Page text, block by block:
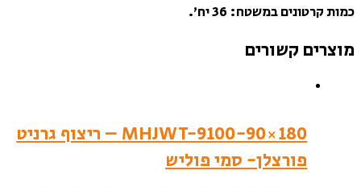
כמות קרטונים במשטח: 36 יח’.
מוצרים קשורים
MHJWT-9100-90×180 – ריצוף גרניט
פורצלן- סמי פוליש